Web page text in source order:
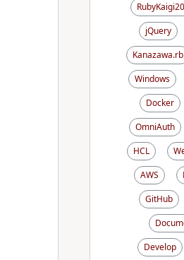
jQuery
Kanazawa.rb
Windows
Docker
OmniAuth
HCL
AWS
GitHub
Develop